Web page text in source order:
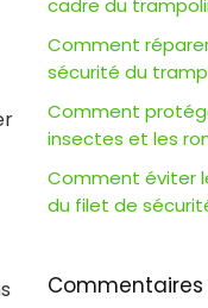
cadre du
Comment
sécurité du
Comment
insectes et les
Comment éviter
du filet de